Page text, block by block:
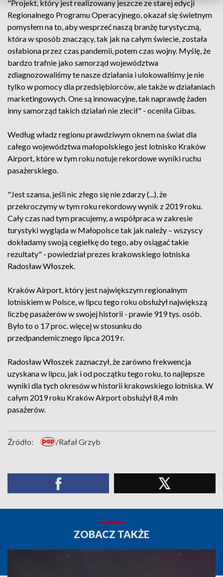
"Projekt, który jest realizowany jeszcze ze starej edycji
Regionalnego Programu Operacyjnego, okazał się świetnym
pomysłem na to, aby wesprzeć naszą branżę turystyczną,
która w sposób znaczący, tak jak na całym świecie, została
osłabiona przez czas pandemii, potem czas wojny. Myślę, że
bardzo trafnie jako samorząd województwa
zdiagnozowaliśmy te nasze działania i ulokowaliśmy je nie
tylko w pomocy dla przedsiębiorców, ale także w działaniach
marketingowych. One są innowacyjne, tak naprawdę żaden
inny samorząd takich działań nie zlecił" - oceniła Gibas.
Według władz regionu prawdziwym oknem na świat dla
całego województwa małopolskiego jest lotnisko Kraków
Airport, które w tym roku notuje rekordowe wyniki ruchu
pasażerskiego.
"Jest szansa, jeśli nic złego się nie zdarzy (...), że
przekroczymy w tym roku rekordowy wynik z 2019 roku.
Cały czas nad tym pracujemy, a współpraca w zakresie
turystyki wygląda w Małopolsce tak jak należy – wszyscy
dokładamy swoją cegiełkę do tego, aby osiągać takie
rezultaty" - powiedział prezes krakowskiego lotniska
Radosław Włoszek.
Kraków Airport, który jest największym regionalnym
lotniskiem w Polsce, w lipcu tego roku obsłużył największą
liczbę pasażerów w swojej historii - prawie 919 tys. osób.
Było to o 17 proc. więcej w stosunku do
przedpandemicznego lipca 2019 r.
Radosław Włoszek zaznaczył, że zarówno frekwencja
uzyskana w lipcu, jak i od początku tego roku, to najlepsze
wyniki dla tych okresów w historii krakowskiego lotniska. W
całym 2019 roku Kraków Airport obsłużył 8,4 mln
pasażerów.
Źródło: /Rafał Grzyb
ZOBACZ TAKŻE